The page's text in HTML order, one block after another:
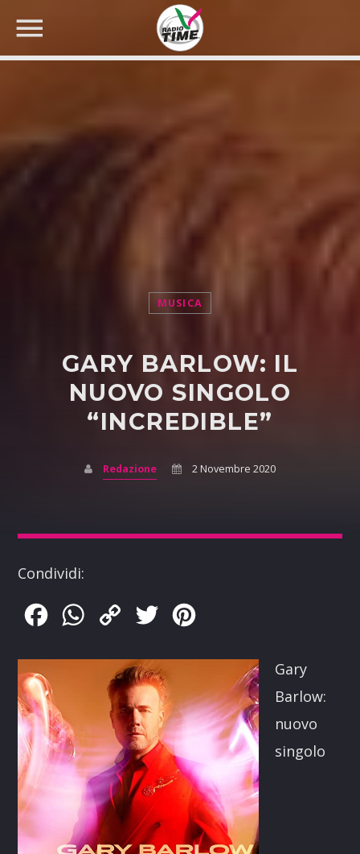
CERCA NEL SITO WEB:
MUSICA
GARY BARLOW: IL
NUOVO SINGOLO
“INCREDIBLE”
Redazione 2 Novembre 2020
Condividi:
FacebookWhatsApp
Copy
Twitter
Gary
Barlow:
nuovo
singolo